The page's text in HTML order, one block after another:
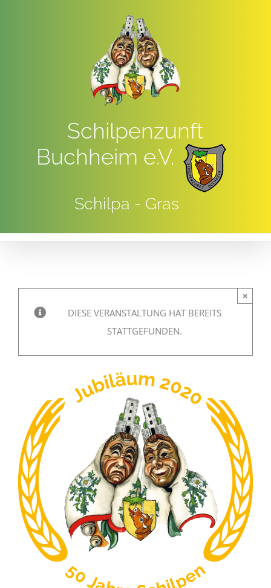
Schilpenzunft
Buchheim e.V.
Schilpa - Gras
DIESE VERANSTALTUNG HAT BEREITS
STATTGEFUNDEN.
×